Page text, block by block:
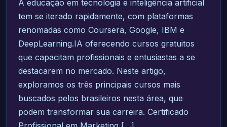
A educação em tecnologia e inteligência artificial
tem se iterado rapidamente, com plataformas
renomadas como Coursera, Google, IBM e
DeepLearning.IA oferecendo cursos gratuitos
que capacitam profissionais e entusiastas a se
destacarem no mercado. Neste artigo,
exploramos os três principais cursos mais
buscados pelos brasileiros nesta área, que
podem transformar sua carreira. Certificado